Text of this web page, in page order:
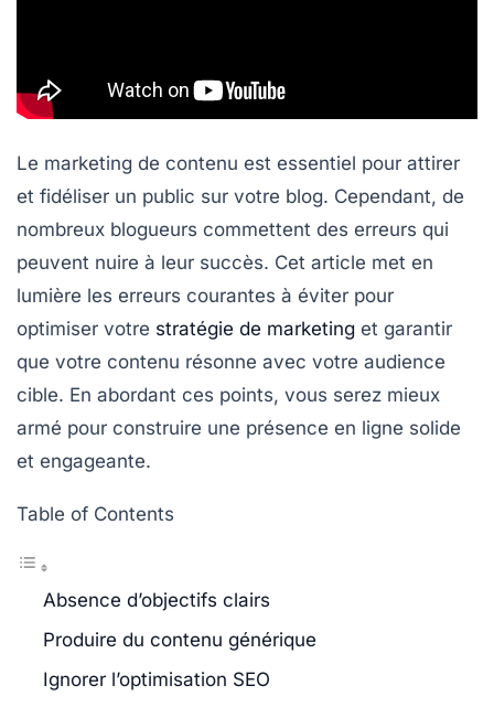
Le marketing de contenu est essentiel pour attirer
et fidéliser un public sur votre blog. Cependant, de
nombreux blogueurs commettent des erreurs qui
peuvent nuire à leur succès. Cet article met en
lumière les erreurs courantes à éviter pour
optimiser votre stratégie de marketing et garantir
que votre contenu résonne avec votre audience
cible. En abordant ces points, vous serez mieux
armé pour construire une présence en ligne solide
et engageante.
Table of Contents
Absence d’objectifs clairs
Produire du contenu générique
Ignorer l’optimisation SEO